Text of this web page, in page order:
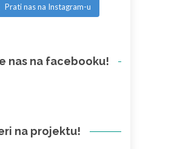
Prati nas na Instagram-u
nas na facebooku!
na projektu!